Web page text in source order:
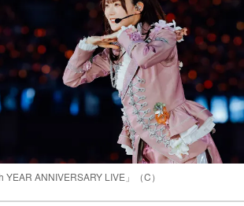
ANNIVERSARY LIVE」（C）